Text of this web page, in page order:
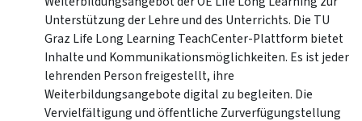
Unterstützung der Lehre und des Unterrichts. Die TU
Graz Life Long Learning TeachCenter-Plattform bietet
Inhalte und Kommunikationsmöglichkeiten. Es ist jeder
lehrenden Person freigestellt, ihre
Weiterbildungsangebote digital zu begleiten. Die
Vervielfältigung und öffentliche Zurverfügungstellung